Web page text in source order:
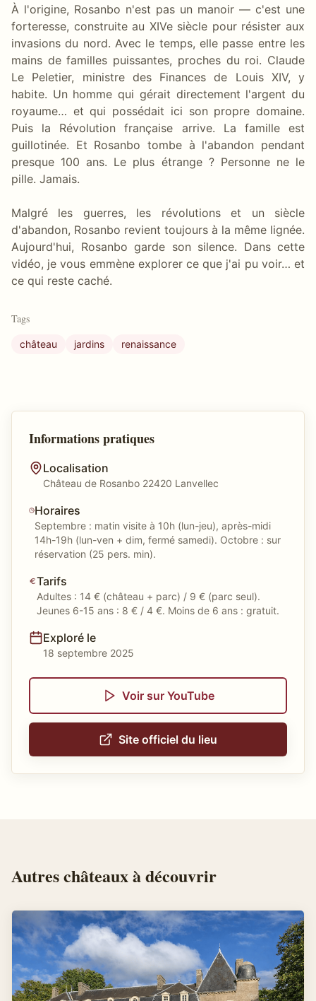
À l'origine, Rosanbo n'est pas un manoir — c'est une
forteresse, construite au XIVe siècle pour résister aux
invasions du nord. Avec le temps, elle passe entre les
mains de familles puissantes, proches du roi. Claude
Le Peletier, ministre des Finances de Louis XIV, y
habite. Un homme qui gérait directement l'argent du
royaume… et qui possédait ici son propre domaine.
Puis la Révolution française arrive. La famille est
guillotinée. Et Rosanbo tombe à l'abandon pendant
presque 100 ans. Le plus étrange ? Personne ne le
pille. Jamais.
Malgré les guerres, les révolutions et un siècle
d'abandon, Rosanbo revient toujours à la même lignée.
Aujourd'hui, Rosanbo garde son silence. Dans cette
vidéo, je vous emmène explorer ce que j'ai pu voir… et
ce qui reste caché.
Tags
château jardins renaissance
Informations pratiques
Localisation
Château de Rosanbo 22420 Lanvellec
Horaires
Septembre : matin visite à 10h (lun-jeu), après-midi
14h-19h (lun-ven + dim, fermé samedi). Octobre : sur
réservation (25 pers. min).
Tarifs
Adultes : 14 € (château + parc) / 9 € (parc seul).
Jeunes 6-15 ans : 8 € / 4 €. Moins de 6 ans : gratuit.
Exploré le
18 septembre 2025
Voir sur YouTube
Site officiel du lieu
Autreschâteauxà découvrir